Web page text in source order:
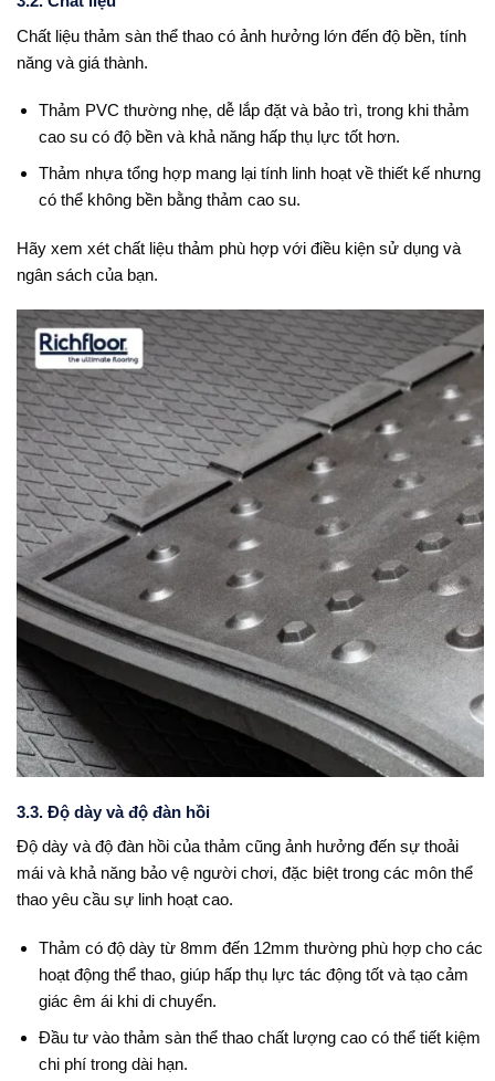
Chất liệu thảm sàn thể thao có ảnh hưởng lớn đến độ bền, tính
năng và giá thành.
Thảm PVC thường nhẹ, dễ lắp đặt và bảo trì, trong khi thảm
cao su có độ bền và khả năng hấp thụ lực tốt hơn.
Thảm nhựa tổng hợp mang lại tính linh hoạt về thiết kế nhưng
có thể không bền bằng thảm cao su.
Hãy xem xét chất liệu thảm phù hợp với điều kiện sử dụng và
ngân sách của bạn.
3.3. Độ dày và độ đàn hồi
Độ dày và độ đàn hồi của thảm cũng ảnh hưởng đến sự thoải
mái và khả năng bảo vệ người chơi, đặc biệt trong các môn thể
thao yêu cầu sự linh hoạt cao.
Thảm có độ dày từ 8mm đến 12mm thường phù hợp cho các
hoạt động thể thao, giúp hấp thụ lực tác động tốt và tạo cảm
giác êm ái khi di chuyển.
Đầu tư vào thảm sàn thể thao chất lượng cao có thể tiết kiệm
chi phí trong dài hạn.